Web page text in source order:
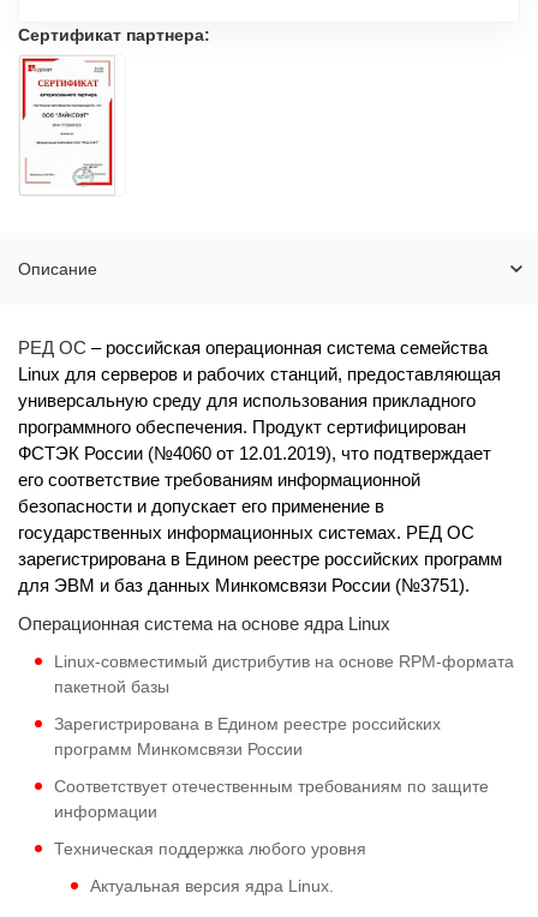
Сертификат партнера:
Описание
РЕД ОС – российская операционная система семейства
Linux для серверов и рабочих станций, предоставляющая
универсальную среду для использования прикладного
программного обеспечения. Продукт сертифицирован
ФСТЭК России (№4060 от 12.01.2019), что подтверждает
его соответствие требованиям информационной
безопасности и допускает его применение в
государственных информационных системах. РЕД ОС
зарегистрирована в Едином реестре российских программ
для ЭВМ и баз данных Минкомсвязи России (№3751).
Операционная система на основе ядра Linux
Linux-совместимый дистрибутив на основе RPM-формата
пакетной базы
Зарегистрирована в Едином реестре российских
программ Минкомсвязи России
Соответствует отечественным требованиям по защите
информации
Техническая поддержка любого уровня
Актуальная версия ядра Linux.